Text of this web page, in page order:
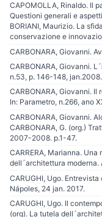
CAPOMOLLA, Rinaldo. Il
Questioni generali e
BORIANI, Maurizio. La
conservazione e
CARBONARA, Giovanni.
CARBONARA, Giovanni.
n.53, p. 146-148, jan.2008.
CARBONARA, Giovanni.
In: Parametro, n.266, ano
CARBONARA, Giovanni.
CARBONARA, G. (org.)
2007-2008. p.1-47.
CARRERA, Marianna.
dell´architettura
CARUGHI, Ugo.
Nápoles, 24 jan. 2017.
CARUGHI, Ugo. Il
(org). La tutela